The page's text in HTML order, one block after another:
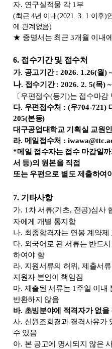
자. 연구실적물 각 1 부
(최근4년 이내 (2021. 3. 1 이후)
에 관계없음)
★ 증명서는 최근3개월 이내
6. 접수기간 및 접수처
가. 공고기간: 2026. 1.26(월)
나. 접수기간: 2026. 2. 5(목)
〔 우편접수(등기 )는 접수마감
다. 우편접수처 : (우704-721)
205(본동)
대구공업대학교 기획실 교원
라. 메일접수처 :
*메일 접수자는 접수 마감일
서 등)의 원본을 직접
또는 우편으로 별도 제출하여
7. 기타사항
가. 1 차 서류(기초, 전공)심사
자에게 개별 통지함
나. 최종합격자는 연봉 계약제
다. 외국어로 된 서류는 반드
하여야 함
라. 지원서류의 허위 , 제출서
지원자 본인이 책임짐
마. 제출된 서류는 1 주일 이내
반환하지 않음
바. 초빙분야에 적격자가 없
사. 신원조회결과 결격사유가
수 있음
아. 본 공고에 명시되지 않은